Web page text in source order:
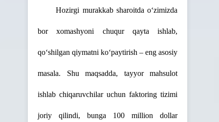
Hozirgi murakkab sharoitda o‘zimizda
bor xomashyoni chuqur qayta ishlab,
qo‘shilgan qiymatni ko‘paytirish – eng asosiy
masala. Shu maqsadda, tayyor mahsulot
ishlab chiqaruvchilar uchun faktoring tizimi
joriy qilindi, bunga 100 million dollar